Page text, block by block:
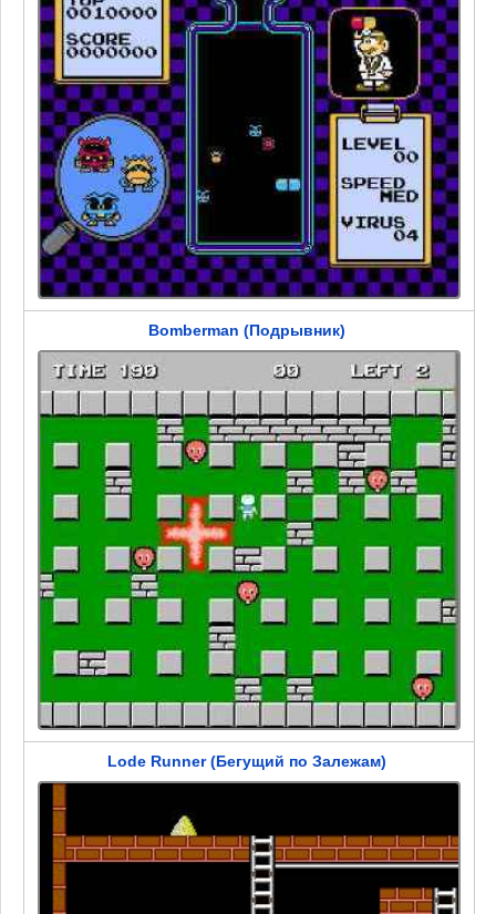
Bomberman (Подрывник)
Lode Runner (Бегущий по Залежам)